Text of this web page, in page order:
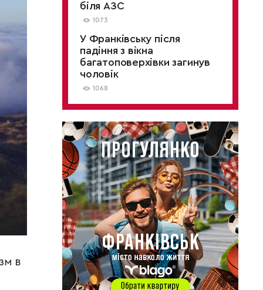
в
біля АЗС
1073
У Франківську після
падіння з вікна
багатоповерхівки загинув
чоловік
1068